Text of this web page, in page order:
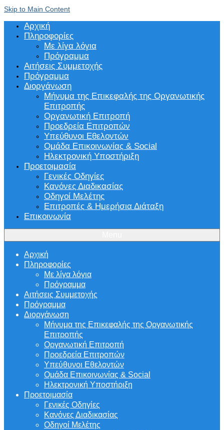
Skip to Main Content
Αρχική
Πληροφορίες
Με λίγα λόγια
Πρόγραμμα
Αιτήσεις Συμμετοχής
Πρόγραμμα
Διοργάνωση
Μήνυμα της Επικεφαλής της Οργανωτικής
Επιτροπής
Οργανωτική Επιτροπή
Προεδρεία Επιτροπών
Υπεύθυνοι Εθελοντών
Ομάδα Επικοινωνίας & Social
Ηλεκτρονική Υποστήριξη
Προετοιμασία
Γενικές Οδηγίες
Κανόνες Διαδικασίας
Οδηγοί Μελέτης
Επιτροπές & Ημερήσια Διάταξη
Επικοινωνία
Αρχική
Πληροφορίες
Με λίγα λόγια
Πρόγραμμα
Αιτήσεις Συμμετοχής
Πρόγραμμα
Διοργάνωση
Μήνυμα της Επικεφαλής της Οργανωτικής
Επιτροπής
Οργανωτική Επιτροπή
Προεδρεία Επιτροπών
Υπεύθυνοι Εθελοντών
Ομάδα Επικοινωνίας & Social
Ηλεκτρονική Υποστήριξη
Προετοιμασία
Γενικές Οδηγίες
Κανόνες Διαδικασίας
Οδηγοί Μελέτης